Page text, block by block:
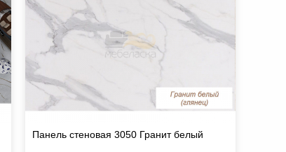
Панель стеновая 3050 Гранит белый